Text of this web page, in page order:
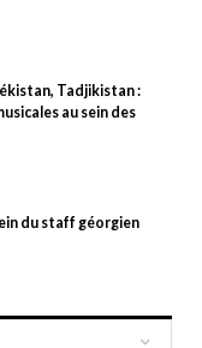
Tadjikistan :
au sein des
du staff géorgien